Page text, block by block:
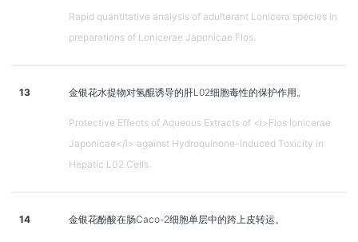
Rapid quantitative analysis of adulterant Lonicera species in
preparations of Lonicerae Japonicae Flos.
13 金银花水提物对氢醌诱导的肝L02细胞毒性的保护作用。
Protective Effects of Aqueous Extracts of <i>Flos lonicerae
Japonicae</i> against Hydroquinone-Induced Toxicity in
Hepatic L02 Cells.
14 金银花酚酸在肠Caco-2细胞单层中的跨上皮转运。